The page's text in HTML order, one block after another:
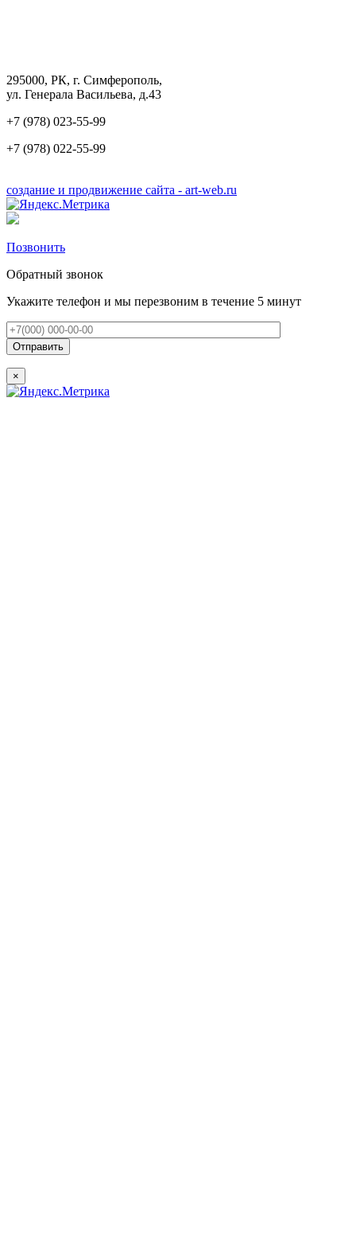
295000, РК, г. Симферополь,
ул. Генерала Васильева, д.43
+7 (978) 023-55-99
+7 (978) 022-55-99
создание и продвижение сайта - art-web.ru
Позвонить
Обратный звонок
Укажите телефон и мы перезвоним в течение 5 минут
×